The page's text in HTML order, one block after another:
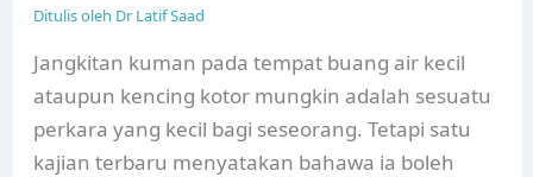
Ditulis oleh Dr Latif Saad
Jangkitan kuman pada tempat buang air kecil
ataupun kencing kotor mungkin adalah sesuatu
perkara yang kecil bagi seseorang. Tetapi satu
kajian terbaru menyatakan bahawa ia boleh